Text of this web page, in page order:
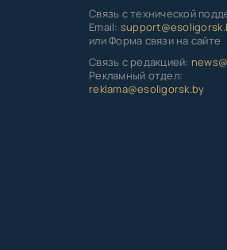
Связь с технической
Email:
или Форма связи на сайте
Связь с редакцией:
Рекламный отдел:
reklama@esoligorsk.by